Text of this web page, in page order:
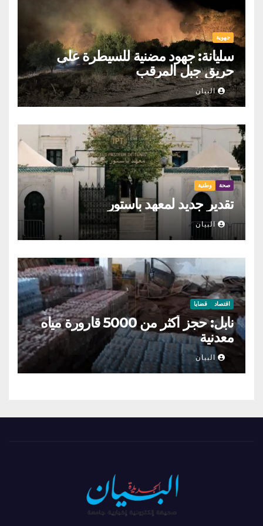
جهوية
سليانة: جهود مضنية للسيطرة على
حريق جبل المرقب
البيان
صحة وطنية
تقدير جديد لمعهد باستور
البيان
اقتصاد قضايا
نابل: حجز أكثر من 5000 قارورة مياه
معدنية
البيان